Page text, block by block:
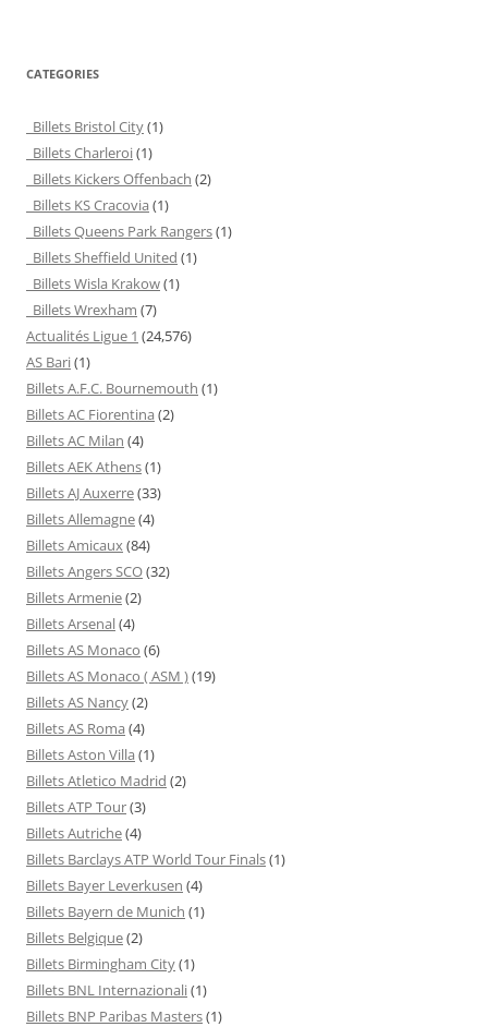
CATEGORIES
Billets Bristol City(1)
Billets Charleroi(1)
Billets Kickers Offenbach (2)
Billets KS Cracovia (1)
Billets Queens Park Rangers(1)
Billets Sheffield United (1)
Billets Wisla Krakow(1)
Billets Wrexham (7)
Actualités Ligue 1 (24,576)
AS Bari(1)
Billets A.F.C. Bournemouth (1)
Billets AC Fiorentina (2)
Billets AC Milan (4)
Billets AEK Athens(1)
Billets AJ Auxerre(33)
Billets Allemagne(4)
Billets Amicaux(84)
Billets Angers SCO(32)
Billets Armenie(2)
Billets Arsenal(4)
Billets AS Monaco (6)
Billets AS Monaco ( ASM )(19)
Billets AS Nancy(2)
Billets AS Roma (4)
Billets Aston Villa (1)
Billets Atletico Madrid (2)
Billets ATP Tour(3)
Billets Autriche(4)
Billets Barclays ATP World Tour Finals(1)
Billets Bayer Leverkusen (4)
Billets Bayern de Munich (1)
Billets Belgique(2)
Billets Birmingham City(1)
Billets BNL Internazionali(1)
Billets BNP Paribas Masters(1)